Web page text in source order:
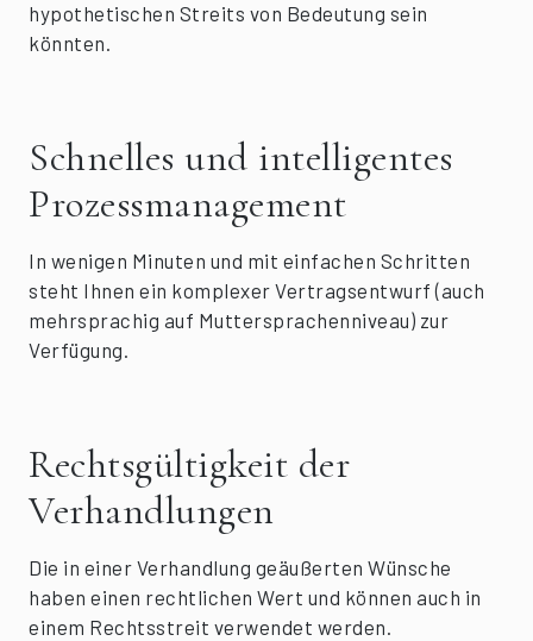
hypothetischen Streits von Bedeutung sein
könnten.
Schnelles und intelligentes
Prozessmanagement
In wenigen Minuten und mit einfachen Schritten
steht Ihnen ein komplexer Vertragsentwurf (auch
mehrsprachig auf Muttersprachenniveau) zur
Verfügung.
Rechtsgültigkeit der
Verhandlungen
Die in einer Verhandlung geäußerten Wünsche
haben einen rechtlichen Wert und können auch in
einem Rechtsstreit verwendet werden.